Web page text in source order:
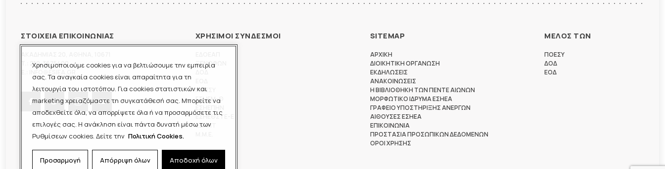
Χρησιμοποιούμε cookies για να βελτιώσουμε την εμπειρία
σας. Τα αναγκαία cookies είναι απαραίτητα για τη
λειτουργία του ιστοτόπου. Για cookies στατιστικών και
marketing χρειαζόμαστε τη συγκατάθεσή σας. Μπορείτε να
αποδεχθείτε όλα, να απορρίψετε όλα ή να προσαρμόσετε τις
επιλογές σας. Η ανάκληση είναι πάντα δυνατή μέσω των
Ρυθμίσεων cookies. Δείτε την Πολιτική Cookies.
Προσαρμογή Απόρριψη όλων Αποδοχή όλων
ΣΤΟΙΧΕΙΑ ΕΠΙΚΟΙΝΩΝΙΑΣ
210-3675400
ΧΡΗΣΙΜΟΙ ΣΥΝΔΕΣΜΟΙ
ΞΕΝΟΦΩΝ
ΠΟΕΣΥ
ΕΣΗΕΜ-Θ
ΕΣΗΕΘΣΤΕ-Ε
ΕΣΠΗΤ
SITEMAP
ΑΡΧΙΚΗ
ΔΙΟΙΚΗΤΙΚΗ ΟΡΓΑΝΩΣΗ
ΕΚΔΗΛΩΣΕΙΣ
ΑΝΑΚΟΙΝΩΣΕΙΣ
Η ΒΙΒΛΙΟΘΗΚΗ ΤΩΝ ΠΕΝΤΕ ΑΙΩΝΩΝ
ΜΟΡΦΩΤΙΚΟ ΙΔΡΥΜΑ ΕΣΗΕΑ
ΓΡΑΦΕΙΟ ΥΠΟΣΤΗΡΙΞΗΣ ΑΝΕΡΓΩΝ
ΑΙΘΟΥΣΕΣ ΕΣΗΕΑ
ΕΠΙΚΟΙΝΩΝΙΑ
ΠΡΟΣΤΑΣΙΑ ΠΡΟΣΩΠΙΚΩΝ ΔΕΔΟΜΕΝΩΝ
ΟΡΟΙ ΧΡΗΣΗΣ
ΜΕΛΟΣ ΤΩΝ
ΠΟΕΣΥ
ΔΟΔ
ΕΟΔ